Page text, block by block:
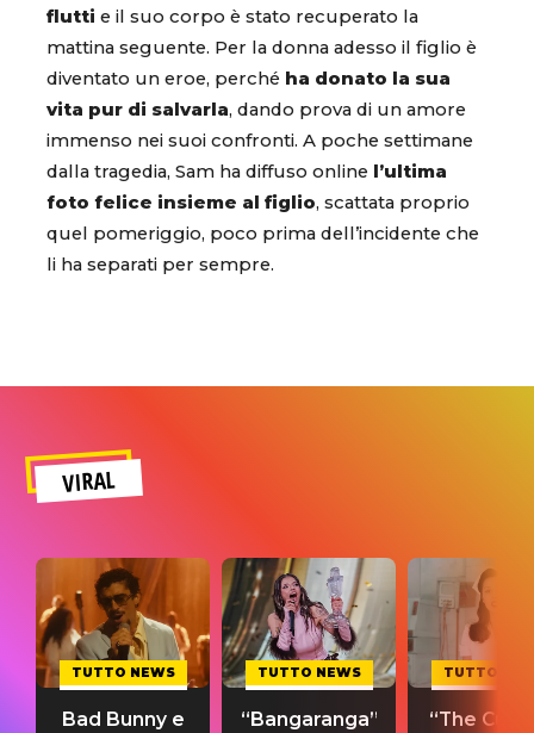
flutti e il suo corpo è stato recuperato la
mattina seguente. Per la donna adesso il figlio è
diventato un eroe, perché ha donato la sua
vita pur di salvarla, dando prova di un amore
immenso nei suoi confronti. A poche settimane
dalla tragedia, Sam ha diffuso online l’ultima
foto felice insieme al figlio, scattata proprio
quel pomeriggio, poco prima dell’incidente che
li ha separati per sempre.
VIRAL
TUTTO NEWS
Bad Bunny e
TUTTO NEWS
“Bangaranga”
TUTTO
“The